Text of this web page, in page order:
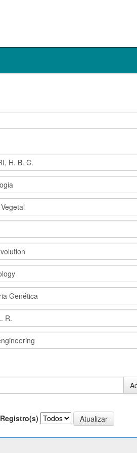
Registro(s)